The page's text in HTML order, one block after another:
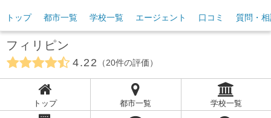
トップ 都市一覧 学校一覧 エージェント 口コミ 質問・
フィリピン
4.22 20件の評価
トップ 都市一覧 学校一覧